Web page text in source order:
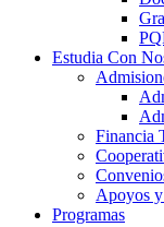
Estudia Con
Financia
Apoyos
Programas